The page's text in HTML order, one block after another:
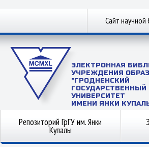
Сайт научной
ЭЛЕКТРОННАЯ
УЧРЕЖДЕНИЯ
"ГРОДНЕНСКИЙ
ГОСУДАРСТВЕННЫЙ
УНИВЕРСИТЕТ
ИМЕНИ ЯНКИ
Репозиторий ГрГУ им. Янки
Купалы